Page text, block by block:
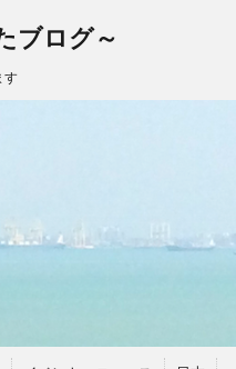
ブログ～
す